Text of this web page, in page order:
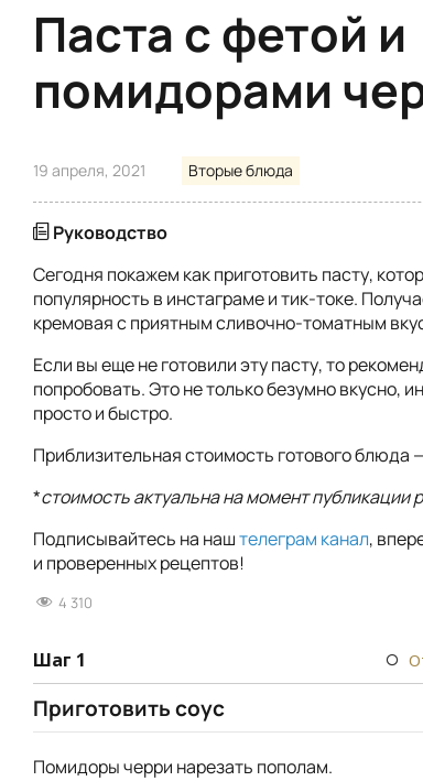
Паста с фетой и
помидорами
19 апреля, 2021 Вторые блюда
Руководство
Сегодня покажем как приготовить пасту,
популярность в инстаграме и тик-токе.
кремовая с приятным сливочно-томатным
Если вы еще не готовили эту пасту, то
попробовать. Это не только безумно вкусно,
просто и быстро.
Приблизительная стоимость готового блюда
*стоимость актуальна на момент публикации
Подписывайтесь на наштелеграм канал,
и проверенных рецептов!
4 310
Шаг 1
Приготовить соус
Помидоры черри нарезать пополам.